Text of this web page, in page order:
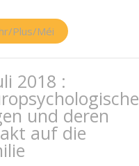
Plus/Méi
2018 :
und deren
auf die